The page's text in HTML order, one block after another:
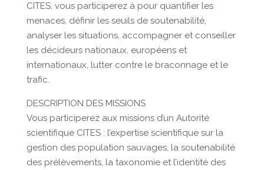
CITES, vous participerez à pour quantifier les
menaces, définir les seuils de soutenabilité,
analyser les situations, accompagner et conseiller
les décideurs nationaux, européens et
internationaux, lutter contre le braconnage et le
trafic.
DESCRIPTION DES MISSIONS
Vous participerez aux missions d’un Autorité
scientifique CITES : l’expertise scientifique sur la
gestion des population sauvages, la soutenabilité
des prélèvements, la taxonomie et l’identité des